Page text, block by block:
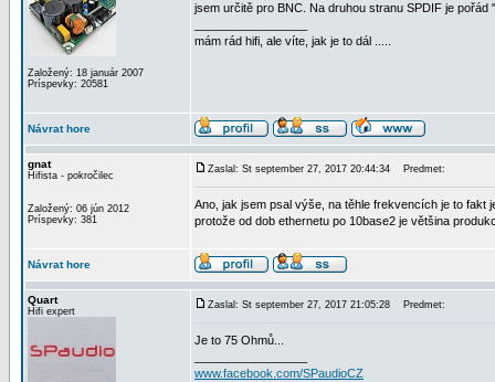
Založený: 18 január 2007
Príspevky: 20581
jsem určitě pro BNC. Na druhou stranu SPDIF je pořád
mám rád hifi, ale víte, jak je to dál .....
Návrat hore
gnat
Hifista - pokročilec
Založený: 06 jún 2012
Príspevky: 381
Zaslal: St september 27, 2017 20:44:34 Predmet:
Ano, jak jsem psal výše, na těhle frekvencích je to
protože od dob ethernetu po 10base2 je většina
Návrat hore
Quart
Hifi expert
Zaslal: St september 27, 2017 21:05:28 Predmet:
Je to 75 Ohmů...
www.facebook.com/SPaudioCZ